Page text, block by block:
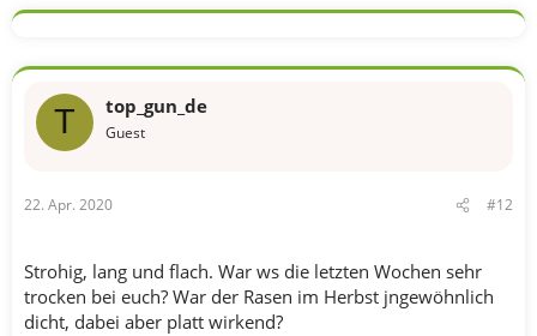
T top_gun_de
Guest
22. Apr. 2020 #12
Strohig, lang und flach. War ws die letzten Wochen sehr
trocken bei euch? War der Rasen im Herbst jngewöhnlich
dicht, dabei aber platt wirkend?